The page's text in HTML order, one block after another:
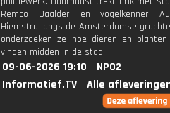
Remco Daalder en vogelkenner
Hiemstra langs de Amsterdamse
onderzoeken ze hoe dieren en
vinden midden in de stad.
09-06-2026 19:10
NPO2
Informatief.TV
Alle